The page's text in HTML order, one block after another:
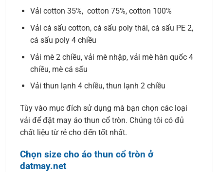
Vải cotton 35%, cotton 75%, cotton 100%
Vải cá sấu cotton, cá sấu poly thái, cá sấu PE 2,
cá sấu poly 4 chiều
Vải mè 2 chiều, vải mè nhập, vải mè hàn quốc 4
chiều, mè cá sấu
Vải thun lạnh 4 chiều, thun lạnh 2 chiều
Tùy vào mục đích sử dụng mà bạn chọn các loại
vải để đặt may áo thun cổ tròn. Chúng tôi có đủ
chất liệu từ rẻ cho đến tốt nhất.
Chọn size cho áo thun cổ tròn ở
datmay.net